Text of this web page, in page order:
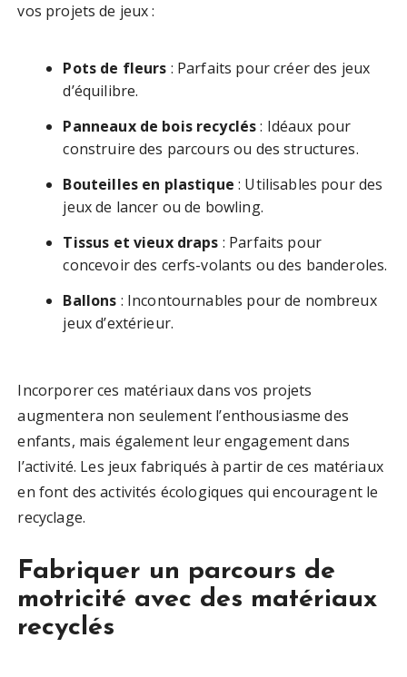
vos projets de jeux :
Pots de fleurs : Parfaits pour créer des jeux
d’équilibre.
Panneaux de bois recyclés: Idéaux pour
construire des parcours ou des structures.
Bouteilles en plastique : Utilisables pour des
jeux de lancer ou de bowling.
Tissus et vieux draps : Parfaits pour
concevoir des cerfs-volants ou des banderoles.
Ballons : Incontournables pour de nombreux
jeux d’extérieur.
Incorporer ces matériaux dans vos projets
augmentera non seulement l’enthousiasme des
enfants, mais également leur engagement dans
l’activité. Les jeux fabriqués à partir de ces matériaux
en font des activités écologiques qui encouragent le
recyclage.
Fabriquer un parcours de
motricité avec des matériaux
recyclés